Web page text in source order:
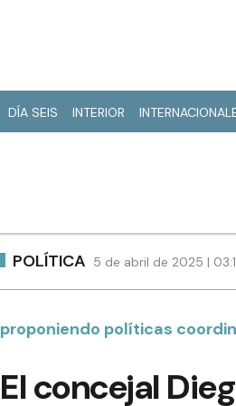
DÍA SEIS INTERIOR
POLÍTICA 5 de abril de 2025 |
proponiendo políticas
El concejal